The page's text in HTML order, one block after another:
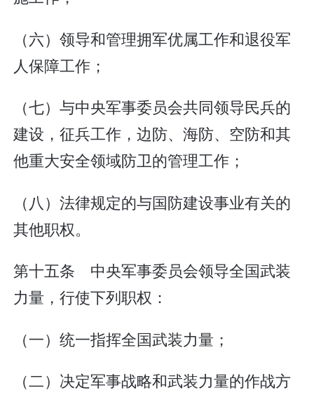
（六）领导和管理拥军优属工作和退役军
人保障工作；
（七）与中央军事委员会共同领导民兵的
建设，征兵工作，边防、海防、空防和其
他重大安全领域防卫的管理工作；
（八）法律规定的与国防建设事业有关的
其他职权。
第十五条 中央军事委员会领导全国武装
力量，行使下列职权：
（一）统一指挥全国武装力量；
（二）决定军事战略和武装力量的作战方